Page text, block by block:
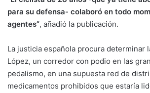
para su defensa- colaboró en todo
agentes”, añadió la publicación.
La justicia española procura determinar
López, un corredor con podio en las
pedalismo, en una supuesta red de
medicamentos prohibidos que estaría